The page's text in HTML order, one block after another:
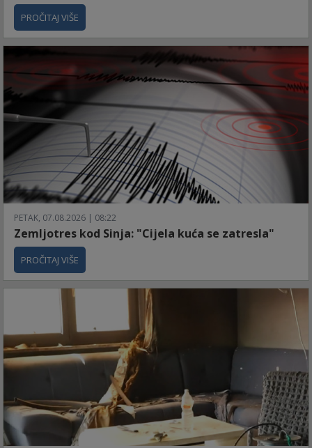
PROČITAJ VIŠE
PETAK, 07.08.2026 | 08:22
Zemljotres kod Sinja: "Cijela kuća se zatresla"
PROČITAJ VIŠE